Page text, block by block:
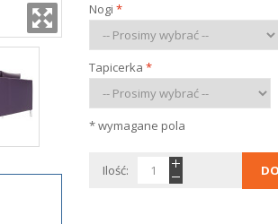
Nogi *
Tapicerka *
* wymagane pola
Ilość: